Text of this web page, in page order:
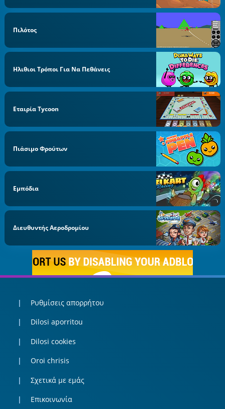
Πιλότος
Ηλιθιοι Τρόποι Για Να Πεθάνεις
Εταιρία Tycoon
Πιάσιμο Φρούτων
Εμπόδια
Διευθυντής Αεροδρομίου
Ρυθμίσεις απορρήτου
Dilosi aporritou
Dilosi cookies
Oroi chrisis
Σχετικά με εμάς
Επικοινωνία